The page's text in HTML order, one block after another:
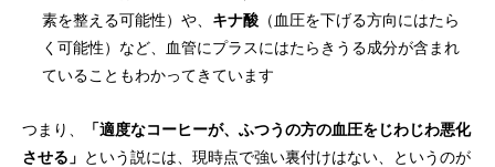
素を整える可能性）や、 キナ酸 （血圧を下げる方向にはたら
く可能性）など、血管にプラスにはたらきうる成分が含まれ
ていることもわかってきています
つまり、
「適度なコーヒーが、ふつうの方の血圧をじわじわ悪化
させる」 という説には、現時点で強い裏付けはない、というのが